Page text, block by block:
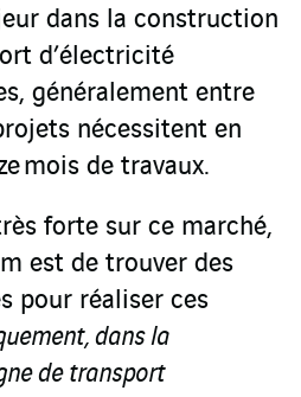
dans la construction
d’électricité
généralement entre
nécessitent en
mois de travaux.
forte sur ce marché,
est de trouver des
pour réaliser ces
dans la
de transport